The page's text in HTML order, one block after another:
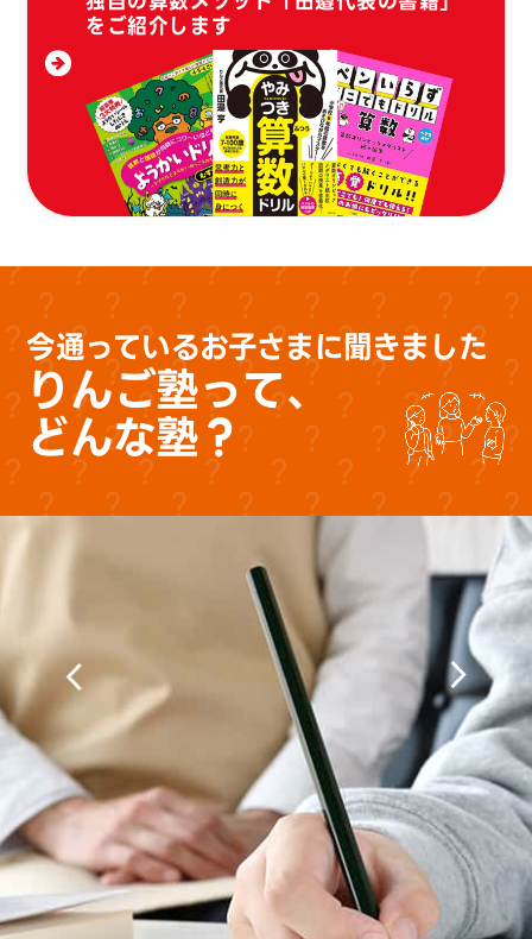
をご紹介します
今通っているお子さまに聞きました
りんご塾って、
どんな塾？